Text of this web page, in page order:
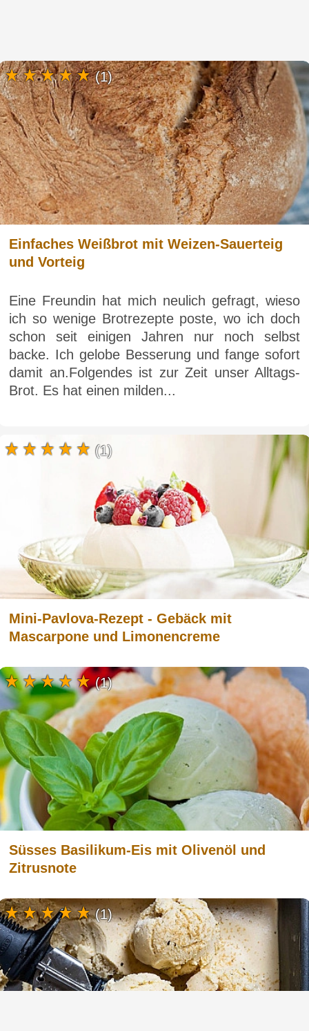
Einfaches Weißbrot mit Weizen-Sauerteig
und Vorteig
Eine Freundin hat mich neulich gefragt, wieso
ich so wenige Brotrezepte poste, wo ich doch
schon seit einigen Jahren nur noch selbst
backe. Ich gelobe Besserung und fange sofort
damit an.Folgendes ist zur Zeit unser Alltags-
Brot. Es hat einen milden...
(1)
Mini-Pavlova-Rezept - Gebäck mit
Mascarpone und Limonencreme
(1)
Süsses Basilikum-Eis mit Olivenöl und
Zitrusnote
(1)
(1)